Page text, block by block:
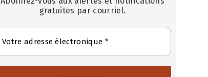
gratuites par courriel.